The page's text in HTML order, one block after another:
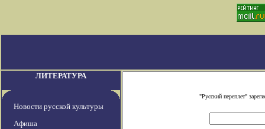
ЛИТЕРАТУРА
Новости русской культуры
Афиша
"Русский переплет"